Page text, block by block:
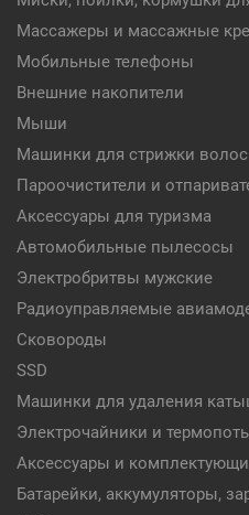
Массажеры и массажные
Мобильные телефоны
Внешние накопители
Мыши
Машинки для стрижки волос
Пароочистители и
Аксессуары для туризма
Автомобильные пылесосы
Электробритвы мужские
Радиоуправляемые
Сковороды
SSD
Машинки для удаления
Электрочайники и
Аксессуары и
Батарейки, аккумуляторы,